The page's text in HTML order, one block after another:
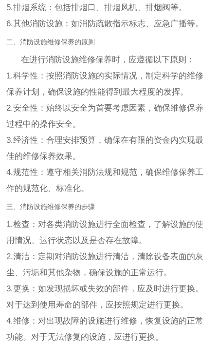
5.排烟系统：包括排烟口、排烟风机、排烟阀等。
6.其他消防设施：如消防疏散指示标志、应急广播等。
二、消防设施维修保养的原则
在进行消防设施维修保养时，应遵循以下原则：
1.科学性：按照消防设施的实际情况，制定科学的维修
保养计划，确保设施的性能得到最大程度的发挥。
2.安全性：始终以安全为首要考虑因素，确保维修保养
过程中的操作安全。
3.经济性：合理安排预算，确保在有限的资金内实现最
佳的维修保养效果。
4.规范性：遵守相关消防法规和规范，确保维修保养工
作的规范化、标准化。
三、消防设施维修保养的步骤
1.检查：对各类消防设施进行全面检查，了解设施的使
用情况、运行状态以及是否存在故障。
2.清洁：定期对消防设施进行清洁，清除设备表面的灰
尘、污垢和其他杂物，确保设施的正常运行。
3.更换：如发现损坏或失效的部件，应及时进行更换。
对于达到使用寿命的部件，应按照规定进行更换。
4.维修：对出现故障的设施进行维修，恢复设施的正常
功能。对于无法修复的设施，应进行更换。